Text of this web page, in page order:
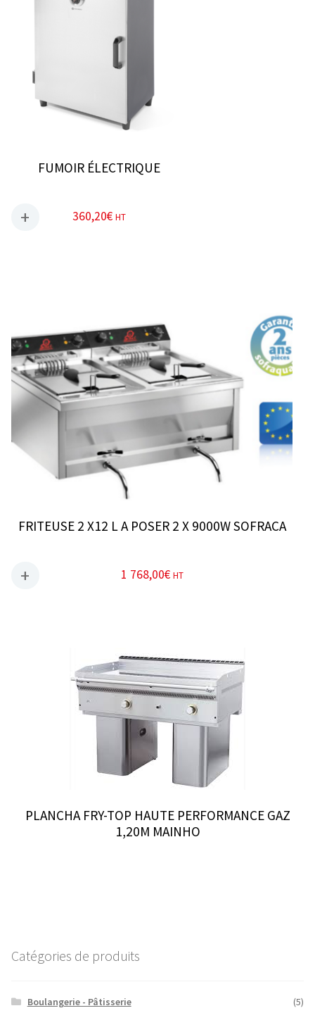
FUMOIR ÉLECTRIQUE
360,20€ HT
FRITEUSE 2 X12 L A POSER 2 X 9000W SOFRACA
1 768,00€ HT
PLANCHA FRY-TOP HAUTE PERFORMANCE GAZ
1,20M MAINHO
Catégories de produits
Boulangerie - Pâtisserie
(5)